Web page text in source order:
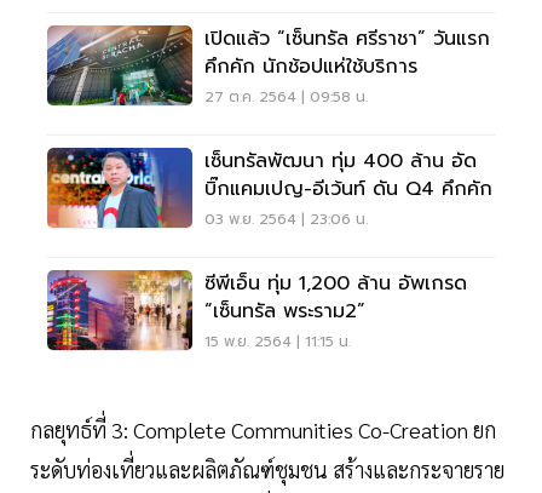
เปิดแล้ว “เซ็นทรัล ศรีราชา” วันแรก
คึกคัก นักช้อปแห่ใช้บริการ
27 ต.ค. 2564 | 09:58 น.
เซ็นทรัลพัฒนา ทุ่ม 400 ล้าน อัด
บิ๊กแคมเปญ-อีเว้นท์ ดัน Q4 คึกคัก
03 พ.ย. 2564 | 23:06 น.
ซีพีเอ็น ทุ่ม 1,200 ล้าน อัพเกรด
“เซ็นทรัล พระราม2”
15 พ.ย. 2564 | 11:15 น.
กลยุทธ์ที่ 3: Complete Communities Co-Creation ยก
ระดับท่องเที่ยวและผลิตภัณฑ์ชุมชน สร้างและกระจายราย